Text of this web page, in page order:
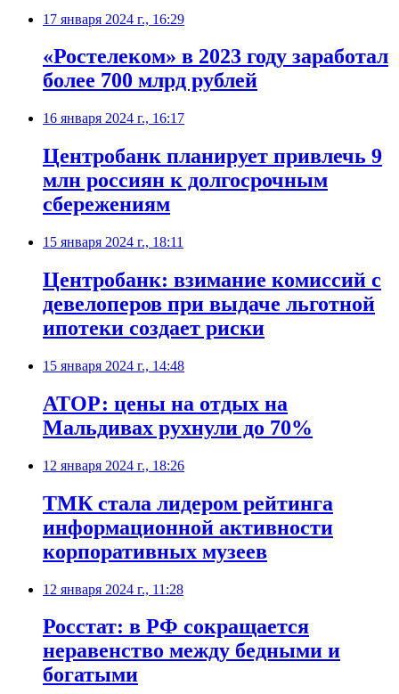
17 января 2024 г., 16:29
«Ростелеком» в 2023 году заработал
более 700 млрд рублей
16 января 2024 г., 16:17
Центробанк планирует привлечь 9
млн россиян к долгосрочным
сбережениям
15 января 2024 г., 18:11
Центробанк: взимание комиссий с
девелоперов при выдаче льготной
ипотеки создает риски
15 января 2024 г., 14:48
АТОР: цены на отдых на
Мальдивах рухнули до 70%
12 января 2024 г., 18:26
ТМК стала лидером рейтинга
информационной активности
корпоративных музеев
12 января 2024 г., 11:28
Росстат: в РФ сокращается
неравенство между бедными и
богатыми